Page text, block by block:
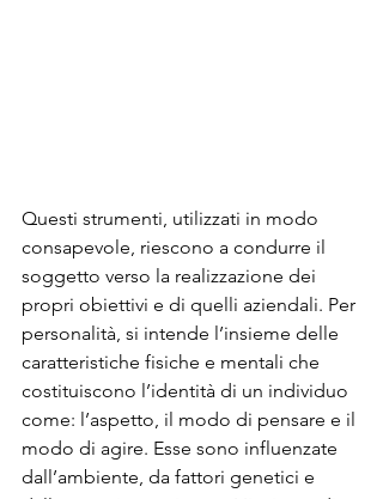
Questi strumenti, utilizzati in modo
consapevole, riescono a condurre il
soggetto verso la realizzazione dei
propri obiettivi e di quelli aziendali. Per
personalità, si intende l’insieme delle
caratteristiche fisiche e mentali che
costituiscono l’identità di un individuo
come: l’aspetto, il modo di pensare e il
modo di agire. Esse sono influenzate
dall’ambiente, da fattori genetici e